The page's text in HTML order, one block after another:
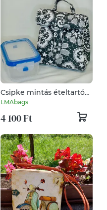
Csipke mintás ételtartó
táska
LMAbags
4 100 Ft